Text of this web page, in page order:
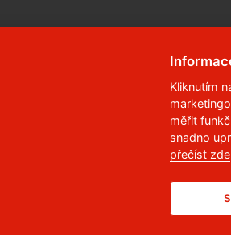
Studentská 95,
111, 466 036 112, 466 036 113
Kliknutím
měřit
snadno
přečíst zde